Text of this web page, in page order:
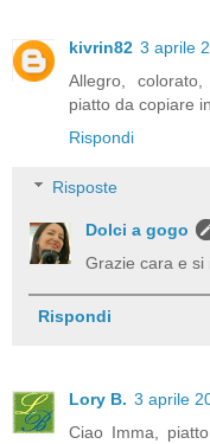
kivrin82 3 aprile
Allegro,
piatto da copiare
Rispondi
Risposte
Dolci a gogo
Grazie cara e si
Rispondi
Lory B. 3 aprile
Ciao Imma,